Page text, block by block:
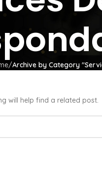
Archive by Category
will help find a related post.